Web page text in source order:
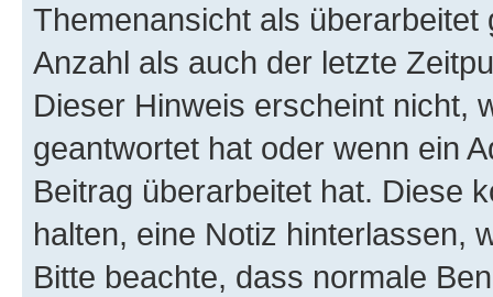
Themenansicht als
Anzahl als auch der letzte
Dieser Hinweis erscheint nicht,
geantwortet hat oder wenn ein
Beitrag überarbeitet hat. Diese
halten, eine Notiz hinterlassen,
Bitte beachte, dass normale